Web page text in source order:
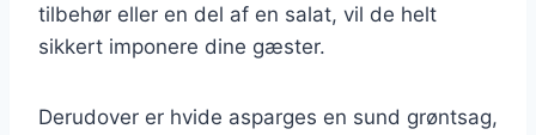
tilbehør eller en del af en salat, vil de helt
sikkert imponere dine gæster.
Derudover er hvide asparges en sund grøntsag,